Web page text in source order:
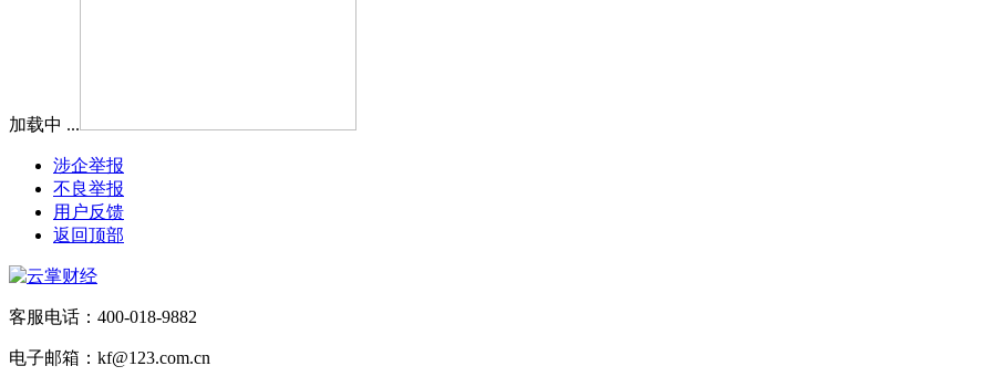
加载中 ...
涉企举报
不良举报
用户反馈
返回顶部
客服电话：400-018-9882
电子邮箱：kf@123.com.cn